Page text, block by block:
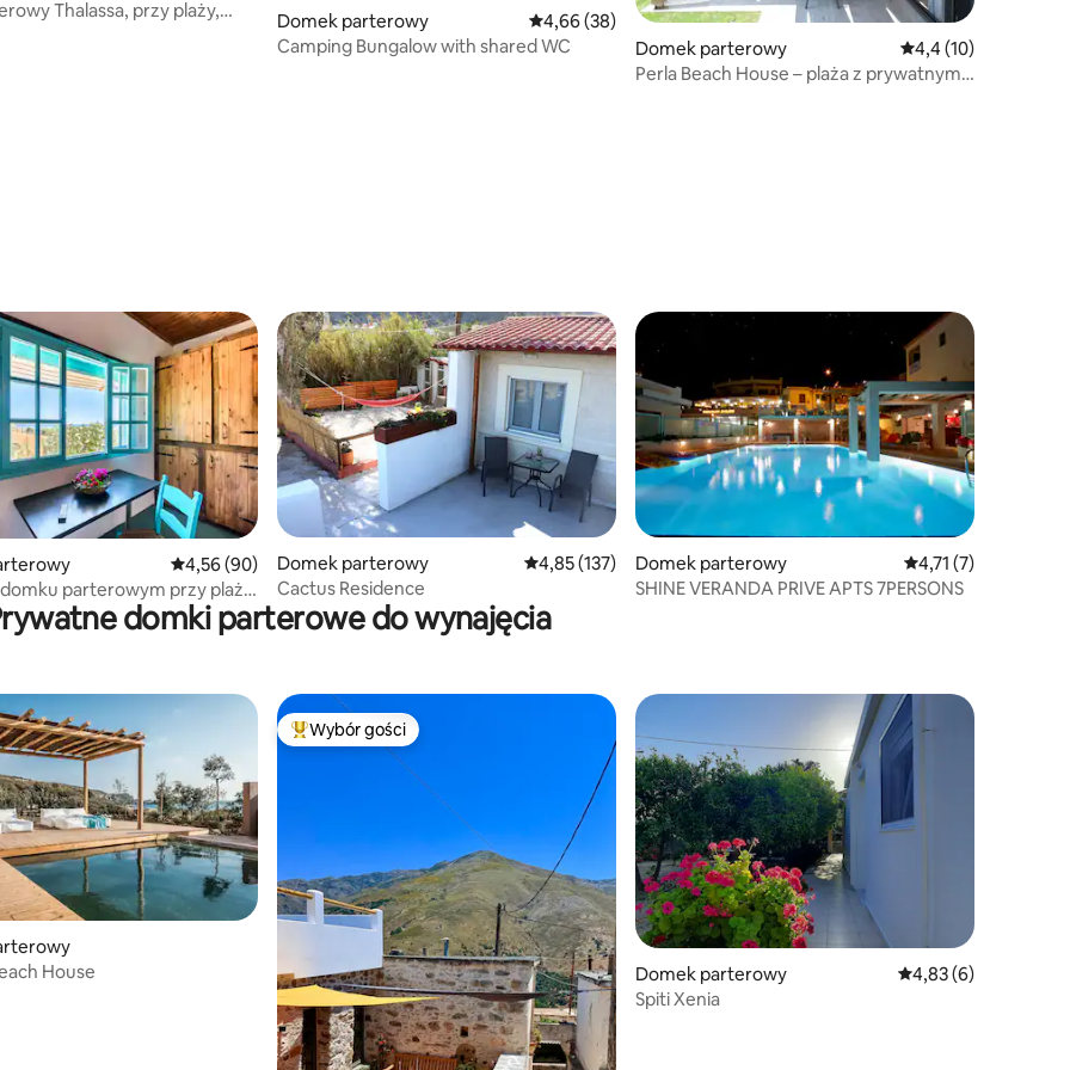
liczba recenzji: 26
Thalassa, przy plaży,
Domek parterowy Średnia ocena: 4,66 na 5, liczba recenzji: 38
4,66 (38)
Camping Bungalow with shared WC
Domek parterowy Średnia ocena: 4,4
4,4 (10)
Perla Beach House – plaża z prywatnymi
liczba recenzji: 28 Średnia ocena: 4,56 na 5, liczba recenzji: 90
4,56 (90)
domku parterowym przy plaży
dla 2 osób
Domek parterowy Średnia ocena: 4,85 na 5, liczba recenzji: 137
4,85 (137)
Cactus Residence
Domek parterowy Średnia ocena: 4,71
4,71 (7)
SHINE VERANDA PRIVE APTS 7PERSONS
domki parterowe do wynajęcia
House
Najpopularniejsze z kategorii Wybór gości
Wybór gości
Domek parterowy Średnia ocena: 4,83
4,83 (6)
Spiti Xenia